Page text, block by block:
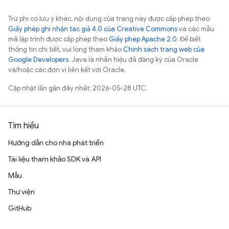
Trừ phi có lưu ý khác, nội dung của trang này được cấp phép theo
Giấy phép ghi nhận tác giả 4.0 của Creative Commonsvà các mẫu
mã lập trình được cấp phép theoGiấy phép Apache 2.0. Để biết
thông tin chi tiết, vui lòng tham khảoChính sách trang web của
Google Developers. Java là nhãn hiệu đã đăng ký của Oracle
và/hoặc các đơn vị liên kết với Oracle.
Cập nhật lần gần đây nhất: 2026-05-28 UTC.
Tìm hiểu
Hướng dẫn cho nhà phát triển
Tài liệu tham khảo SDK và API
Mẫu
Thư viện
GitHub